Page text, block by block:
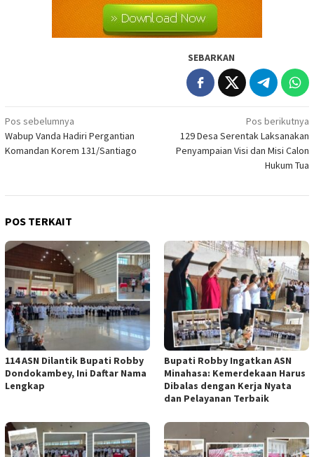
SEBARKAN
Navigasi
pos
Pos sebelumnya
Wabup Vanda Hadiri Pergantian
Komandan Korem 131/Santiago
Pos berikutnya
129 Desa Serentak Laksanakan
Penyampaian Visi dan Misi Calon
Hukum Tua
POS TERKAIT
114 ASN Dilantik Bupati Robby
Dondokambey, Ini Daftar Nama
Lengkap
Bupati Robby Ingatkan ASN
Minahasa: Kemerdekaan Harus
Dibalas dengan Kerja Nyata
dan Pelayanan Terbaik